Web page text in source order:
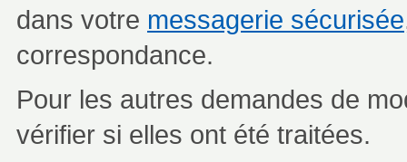
dans votre messagerie sécurisée
correspondance.
Pour les autres demandes de
vérifier si elles ont été traitées.